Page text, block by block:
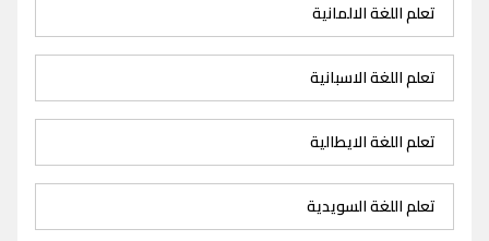
تعلم اللغة الالمانية
تعلم اللغة الاسبانية
تعلم اللغة الايطالية
تعلم اللغة السويدية